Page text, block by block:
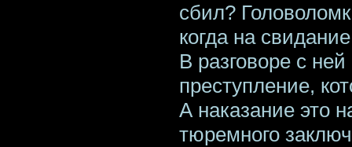
сбил?
когда на
В разговоре с ней
преступление,
А наказание это
тюремного